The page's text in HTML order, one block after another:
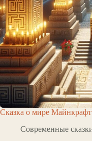
Сказка о мире
Современные